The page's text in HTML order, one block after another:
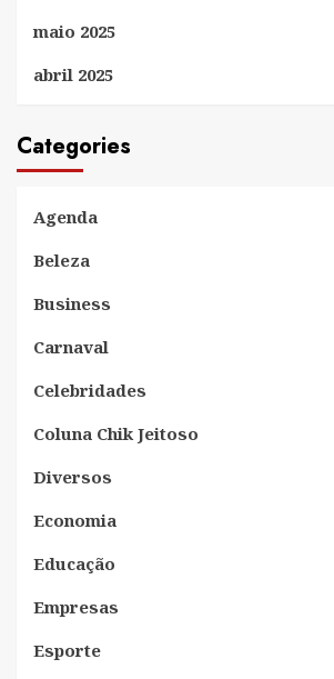
maio 2025
abril 2025
Categories
Agenda
Beleza
Business
Carnaval
Celebridades
Coluna Chik Jeitoso
Diversos
Economia
Educação
Empresas
Esporte